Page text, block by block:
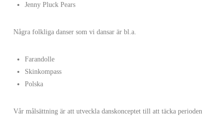
Jenny Pluck Pears
Några folkliga danser som vi dansar är bl.a.
Farandolle
Skinkompass
Polska
Vår målsättning är att utveckla danskonceptet till att täcka perioden